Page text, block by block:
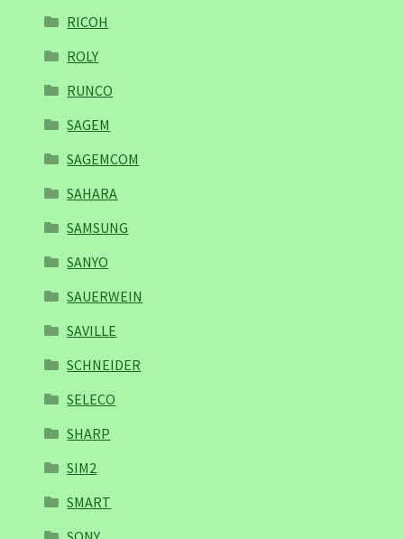
RICOH
ROLY
RUNCO
SAGEM
SAGEMCOM
SAHARA
SAMSUNG
SANYO
SAUERWEIN
SAVILLE
SCHNEIDER
SELECO
SHARP
SIM2
SMART